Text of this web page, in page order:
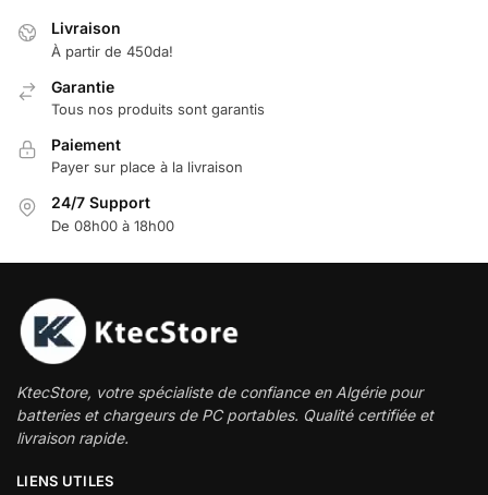
Livraison
À partir de 450da!
Garantie
Tous nos produits sont garantis
Paiement
Payer sur place à la livraison
24/7 Support
De 08h00 à 18h00
KtecStore, votre spécialiste de confiance en Algérie pour
batteries et chargeurs de PC portables. Qualité certifiée et
livraison rapide.
LIENS UTILES